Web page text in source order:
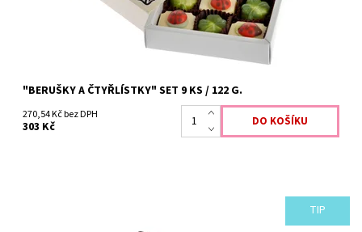
"BERUŠKY A ČTYŘLÍSTKY" SET 9 KS / 122 G.
270,54 Kč bez DPH
303 Kč
TIP